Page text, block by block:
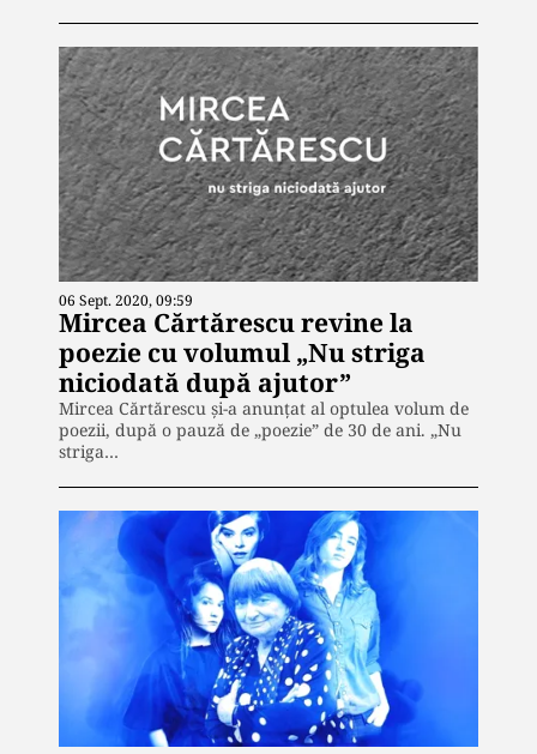
06 Sept. 2020, 09:59
Mircea Cărtărescu revine la
poezie cu volumul „Nu striga
niciodată după ajutor”
Mircea Cărtărescu și-a anunțat al optulea volum de
poezii, după o pauză de „poezie” de 30 de ani. „Nu
striga…